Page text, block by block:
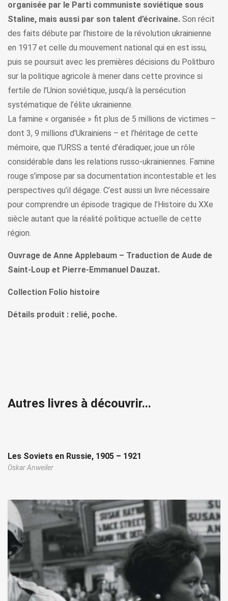
organisée par le Parti communiste soviétique sous
Staline, mais aussi par son talent d’écrivaine. Son récit
des faits débute par l’histoire de la révolution ukrainienne
en 1917 et celle du mouvement national qui en est issu,
puis se poursuit avec les premières décisions du Politburo
sur la politique agricole à mener dans cette province si
fertile de l’Union soviétique, jusqu’à la persécution
systématique de l’élite ukrainienne.
La famine « organisée » fit plus de 5 millions de victimes –
dont 3, 9 millions d’Ukrainiens – et l’héritage de cette
mémoire, que l’URSS a tenté d’éradiquer, joue un rôle
considérable dans les relations russo-ukrainiennes. Famine
rouge s’impose par sa documentation incontestable et les
perspectives qu’il dégage. C’est aussi un livre nécessaire
pour comprendre un épisode tragique de l’Histoire du XXe
siècle autant que la réalité politique actuelle de cette
région.
Ouvrage de Anne Applebaum – Traduction de Aude de
Saint-Loup et Pierre-Emmanuel Dauzat.
Collection Folio histoire
Détails produit : relié, poche.
Autres livres à découvrir...
Les Soviets en Russie, 1905 – 1921
Oskar Anweiler